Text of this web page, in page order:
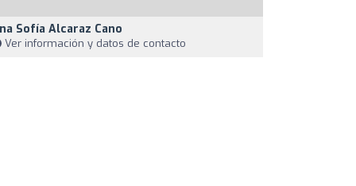
Sofía Alcaraz Cano
Ver información y datos de contacto